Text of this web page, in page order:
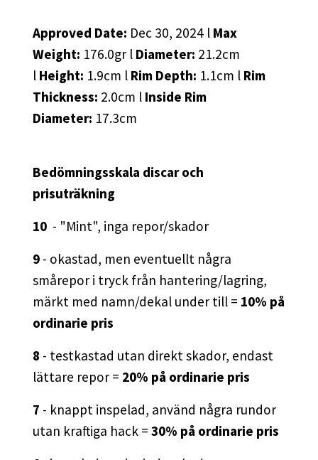
Approved Date: Dec 30, 2024 l Max
Weight: 176.0gr l Diameter: 21.2cm
l Height: 1.9cm l Rim Depth: 1.1cm l Rim
Thickness: 2.0cm l Inside Rim
Diameter: 17.3cm
Bedömningsskala discar och
prisuträkning
10 - "Mint", inga repor/skador
9 - okastad, men eventuellt några
smårepor i tryck från hantering/lagring,
märkt med namn/dekal under till = 10% på
ordinarie pris
8 - testkastad utan direkt skador, endast
lättare repor = 20% på ordinarie pris
7 - knappt inspelad, använd några rundor
utan kraftiga hack = 30% på ordinarie pris